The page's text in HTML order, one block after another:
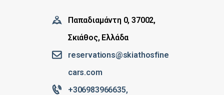
Παπαδιαμάντη 0, 37002,
Σκιάθος, Ελλάδα
reservations@skiathosfine
cars.com
+306983966635,